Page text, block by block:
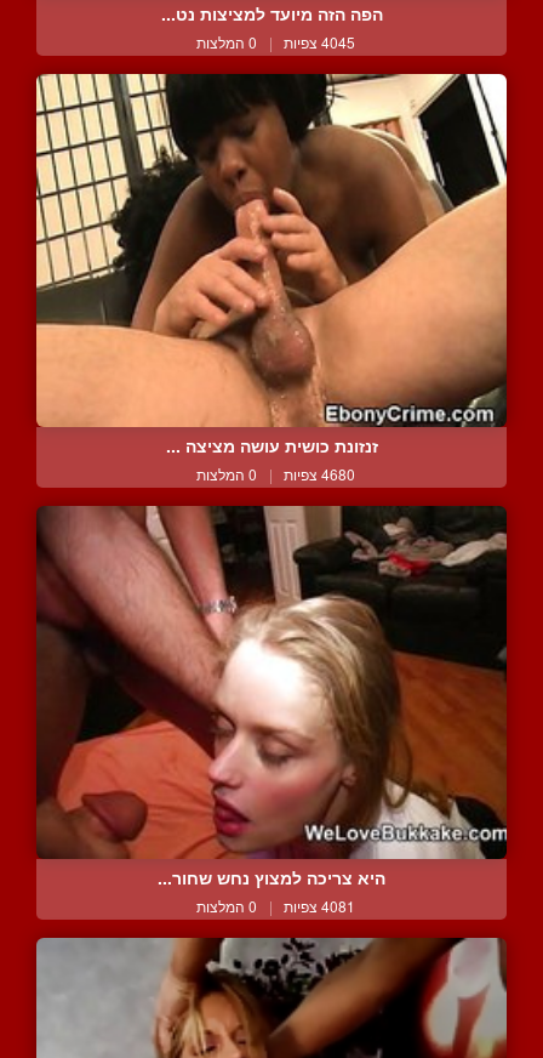
הפה הזה מיועד למציצות נט...
4045 צפיות | 0 המלצות
זנזונת כושית עושה מציצה ...
4680 צפיות | 0 המלצות
היא צריכה למצוץ נחש שחור...
4081 צפיות | 0 המלצות